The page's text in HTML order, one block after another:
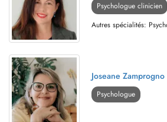
Psychologue clinicien
Autres spécialités:
Joseane
Psychologue